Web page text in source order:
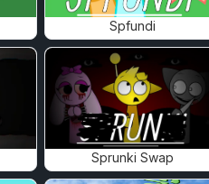
Spfundi
Sprunki Swap